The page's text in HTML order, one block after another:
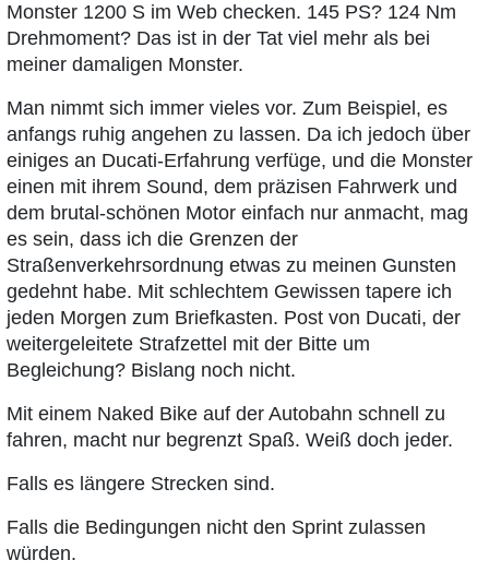
Monster 1200 S im Web checken. 145 PS? 124 Nm
Drehmoment? Das ist in der Tat viel mehr als bei
meiner damaligen Monster.
Man nimmt sich immer vieles vor. Zum Beispiel, es
anfangs ruhig angehen zu lassen. Da ich jedoch über
einiges an Ducati-Erfahrung verfüge, und die Monster
einen mit ihrem Sound, dem präzisen Fahrwerk und
dem brutal-schönen Motor einfach nur anmacht, mag
es sein, dass ich die Grenzen der
Straßenverkehrsordnung etwas zu meinen Gunsten
gedehnt habe. Mit schlechtem Gewissen tapere ich
jeden Morgen zum Briefkasten. Post von Ducati, der
weitergeleitete Strafzettel mit der Bitte um
Begleichung? Bislang noch nicht.
Mit einem Naked Bike auf der Autobahn schnell zu
fahren, macht nur begrenzt Spaß. Weiß doch jeder.
Falls es längere Strecken sind.
Falls die Bedingungen nicht den Sprint zulassen
würden.